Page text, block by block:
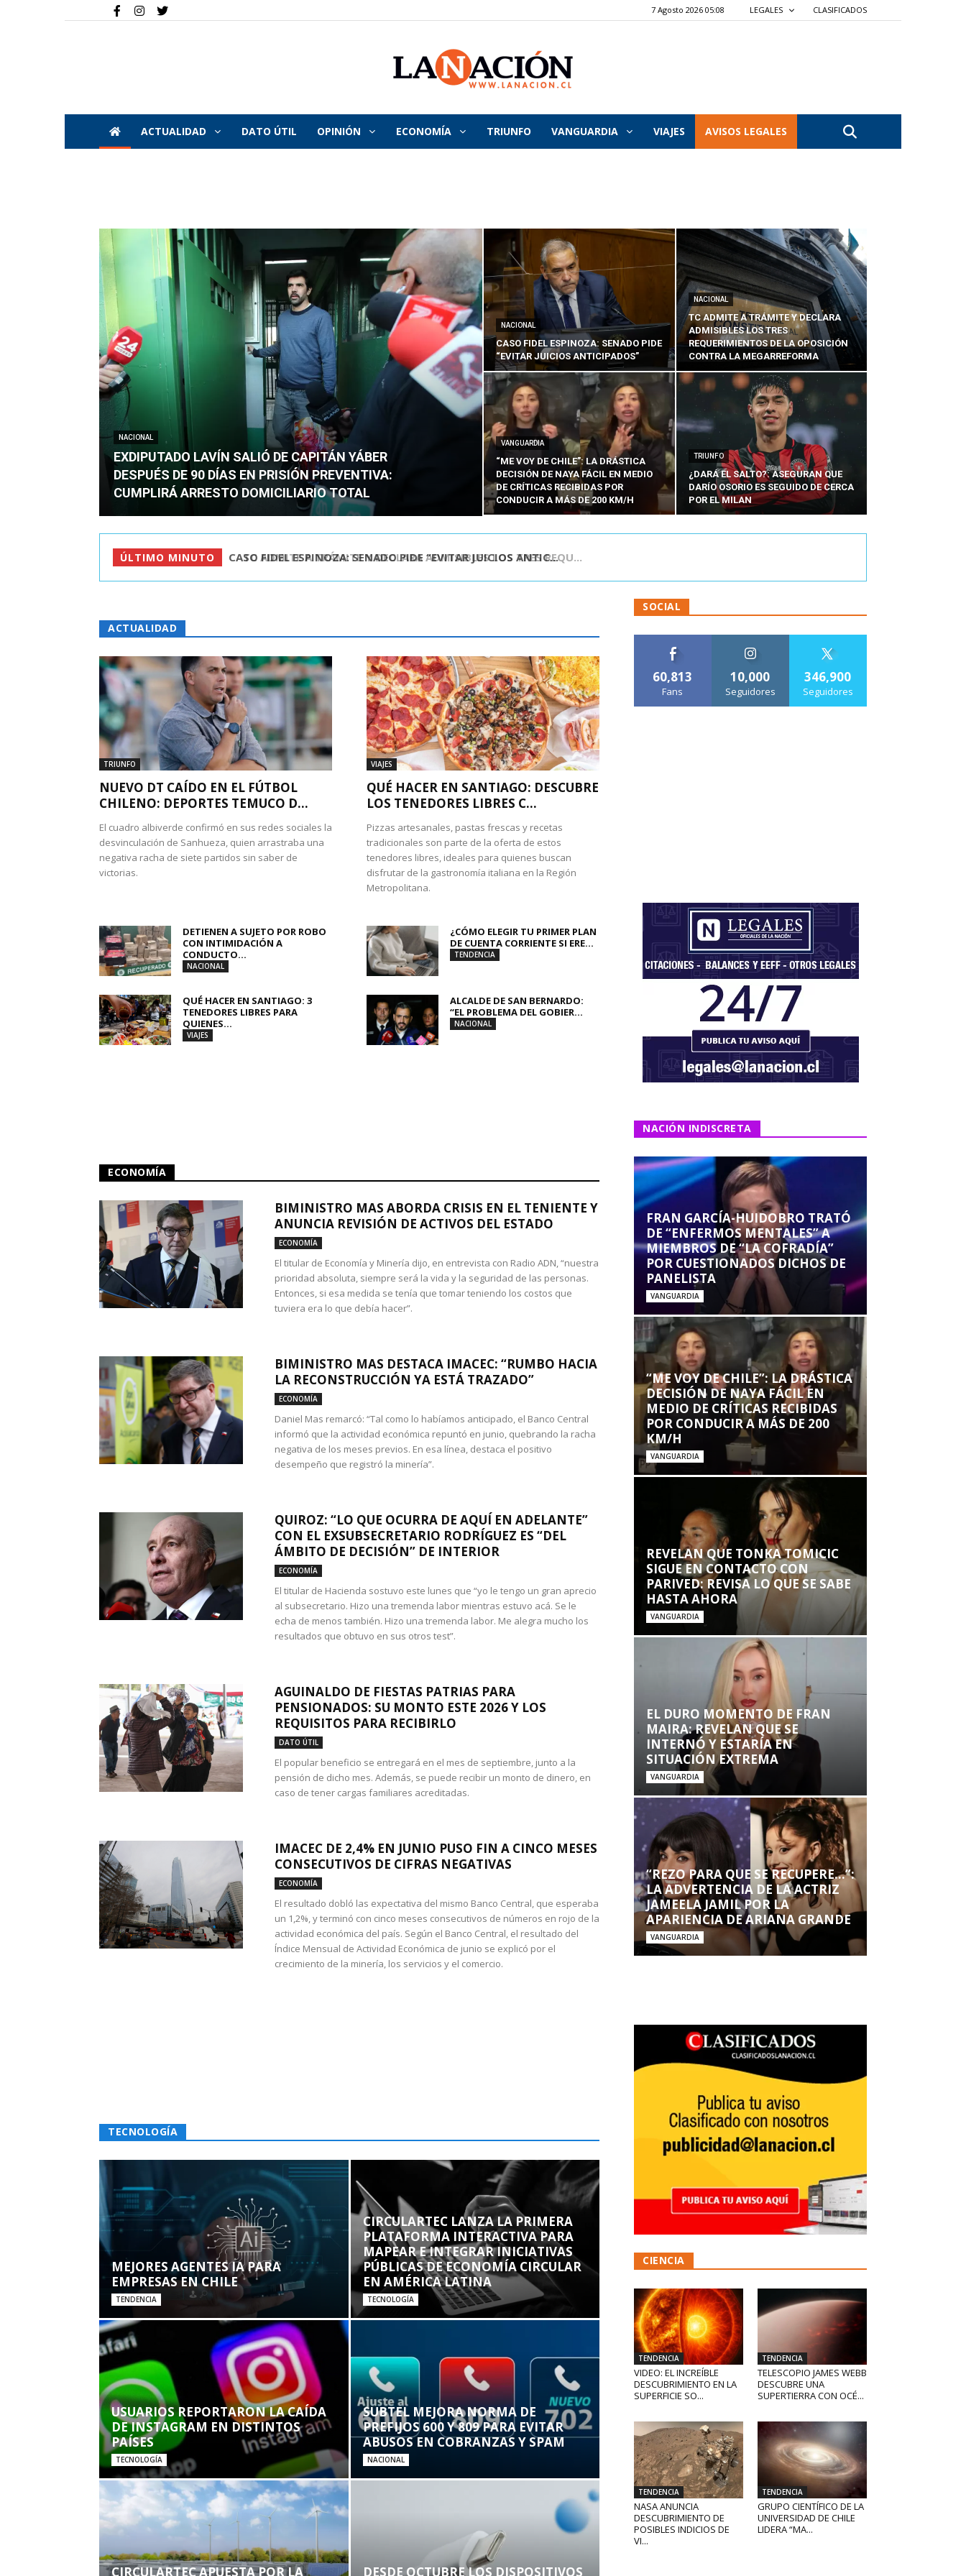
7 Agosto 2026 05:08 LEGALES CLASIFICADOS
La
Nación
ACTUALIDAD DATO ÚTIL OPINIÓN ECONOMÍA TRIUNFO VANGUARDIA VIAJES AVISOS LEGALES
NACIONAL
EXDIPUTADO LAVÍN SALIÓ DE CAPITÁN YÁBER
DESPUÉS DE 90 DÍAS EN PRISIÓN PREVENTIVA:
CUMPLIRÁ ARRESTO DOMICILIARIO TOTAL
NACIONAL
CASO FIDEL ESPINOZA: SENADO PIDE
“EVITAR JUICIOS ANTICIPADOS”
NACIONAL
TC ADMITE A TRÁMITE Y DECLARA
ADMISIBLES LOS TRES
REQUERIMIENTOS DE LA OPOSICIÓN
CONTRA LA MEGARREFORMA
VANGUARDIA
“ME VOY DE CHILE”: LA DRÁSTICA
DECISIÓN DE NAYA FÁCIL EN MEDIO
DE CRÍTICAS RECIBIDAS POR
CONDUCIR A MÁS DE 200 KM/H
TRIUNFO
¿DARÁ EL SALTO?: ASEGURAN QUE
DARÍO OSORIO ES SEGUIDO DE CERCA
POR EL MILAN
ÚLTIMO MINUTO TC ADMITE A TRÁMITE Y DECLARA ADMISIBLES LOS TRES REQU...
ACTUALIDAD
TRIUNFO
NUEVO DT CAÍDO EN EL FÚTBOL
CHILENO: DEPORTES TEMUCO D...
El cuadro albiverde confirmó en sus redes sociales la
desvinculación de Sanhueza, quien arrastraba una
negativa racha de siete partidos sin saber de
victorias.
VIAJES
QUÉ HACER EN SANTIAGO: DESCUBRE
LOS TENEDORES LIBRES C...
Pizzas artesanales, pastas frescas y recetas
tradicionales son parte de la oferta de estos
tenedores libres, ideales para quienes buscan
disfrutar de la gastronomía italiana en la Región
Metropolitana.
DETIENEN A SUJETO POR ROBO
CON INTIMIDACIÓN A
CONDUCTO...
NACIONAL
¿CÓMO ELEGIR TU PRIMER PLAN
DE CUENTA CORRIENTE SI ERE...
TENDENCIA
QUÉ HACER EN SANTIAGO: 3
TENEDORES LIBRES PARA
QUIENES...
VIAJES
ALCALDE DE SAN BERNARDO:
“EL PROBLEMA DEL GOBIER...
NACIONAL
ECONOMÍA
BIMINISTRO MAS ABORDA CRISIS EN EL TENIENTE Y
ANUNCIA REVISIÓN DE ACTIVOS DEL ESTADO
ECONOMÍA
El titular de Economía y Minería dijo, en entrevista con Radio ADN, “nuestra
prioridad absoluta, siempre será la vida y la seguridad de las personas.
Entonces, si esa medida se tenía que tomar teniendo los costos que
tuviera era lo que debía hacer”.
BIMINISTRO MAS DESTACA IMACEC: “RUMBO HACIA
LA RECONSTRUCCIÓN YA ESTÁ TRAZADO”
ECONOMÍA
Daniel Mas remarcó: “Tal como lo habíamos anticipado, el Banco Central
informó que la actividad económica repuntó en junio, quebrando la racha
negativa de los meses previos. En esa línea, destaca el positivo
desempeño que registró la minería”.
QUIROZ: “LO QUE OCURRA DE AQUÍ EN ADELANTE”
CON EL EXSUBSECRETARIO RODRÍGUEZ ES “DEL
ÁMBITO DE DECISIÓN” DE INTERIOR
ECONOMÍA
El titular de Hacienda sostuvo este lunes que “yo le tengo un gran aprecio
al subsecretario. Hizo una tremenda labor mientras estuvo acá. Se le
echa de menos también. Hizo una tremenda labor. Me alegra mucho los
resultados que obtuvo en sus otros test”.
AGUINALDO DE FIESTAS PATRIAS PARA
PENSIONADOS: SU MONTO ESTE 2026 Y LOS
REQUISITOS PARA RECIBIRLO
DATO ÚTIL
El popular beneficio se entregará en el mes de septiembre, junto a la
pensión de dicho mes. Además, se puede recibir un monto de dinero, en
caso de tener cargas familiares acreditadas.
IMACEC DE 2,4% EN JUNIO PUSO FIN A CINCO MESES
CONSECUTIVOS DE CIFRAS NEGATIVAS
ECONOMÍA
El resultado dobló las expectativa del mismo Banco Central, que esperaba
un 1,2%, y terminó con cinco meses consecutivos de números en rojo de la
actividad económica del país. Según el Banco Central, el resultado del
Índice Mensual de Actividad Económica de junio se explicó por el
crecimiento de la minería, los servicios y el comercio.
TECNOLOGÍA
MEJORES AGENTES IA PARA
EMPRESAS EN CHILE
TENDENCIA
CIRCULARTEC LANZA LA PRIMERA
PLATAFORMA INTERACTIVA PARA
MAPEAR E INTEGRAR INICIATIVAS
PÚBLICAS DE ECONOMÍA CIRCULAR
EN AMÉRICA LATINA
TECNOLOGÍA
USUARIOS REPORTARON LA CAÍDA
DE INSTAGRAM EN DISTINTOS
PAÍSES
TECNOLOGÍA
SUBTEL MEJORA NORMA DE
PREFIJOS 600 Y 809 PARA EVITAR
ABUSOS EN COBRANZAS Y SPAM
NACIONAL
CIRCULARTEC APUESTA POR LA DESDE OCTUBRE LOS DISPOSITIVOS
SOCIAL
60,813
Fans
10,000
Seguidores
346,900
Seguidores
NACIÓN INDISCRETA
FRAN GARCÍA-HUIDOBRO TRATÓ
DE “ENFERMOS MENTALES” A
MIEMBROS DE “LA COFRADÍA”
POR CUESTIONADOS DICHOS DE
PANELISTA
VANGUARDIA
“ME VOY DE CHILE”: LA DRÁSTICA
DECISIÓN DE NAYA FÁCIL EN
MEDIO DE CRÍTICAS RECIBIDAS
POR CONDUCIR A MÁS DE 200
KM/H
VANGUARDIA
REVELAN QUE TONKA TOMICIC
SIGUE EN CONTACTO CON
PARIVED: REVISA LO QUE SE SABE
HASTA AHORA
VANGUARDIA
EL DURO MOMENTO DE FRAN
MAIRA: REVELAN QUE SE
INTERNÓ Y ESTARÍA EN
SITUACIÓN EXTREMA
VANGUARDIA
“REZO PARA QUE SE RECUPERE…”:
LA ADVERTENCIA DE LA ACTRIZ
JAMEELA JAMIL POR LA
APARIENCIA DE ARIANA GRANDE
VANGUARDIA
CIENCIA
TENDENCIA
VIDEO: EL INCREÍBLE
DESCUBRIMIENTO EN LA
SUPERFICIE SO...
TENDENCIA
TELESCOPIO JAMES WEBB
DESCUBRE UNA
SUPERTIERRA CON OCÉ...
TENDENCIA
NASA ANUNCIA
DESCUBRIMIENTO DE
POSIBLES INDICIOS DE
VI...
TENDENCIA
GRUPO CIENTÍFICO DE LA
UNIVERSIDAD DE CHILE
LIDERA “MA...